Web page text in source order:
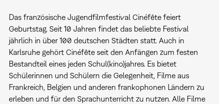
Das französische Jugendfilmfestival Cinéfête feiert
Geburtstag. Seit 10 Jahren findet das beliebte Festival
jährlich in über 100 deutschen Städten statt. Auch in
Karlsruhe gehört Cinéfête seit den Anfängen zum festen
Bestandteil eines jeden Schul(kino)jahres. Es bietet
Schülerinnen und Schülern die Gelegenheit, Filme aus
Frankreich, Belgien und anderen frankophonen Ländern zu
erleben und für den Sprachunterricht zu nutzen. Alle Filme